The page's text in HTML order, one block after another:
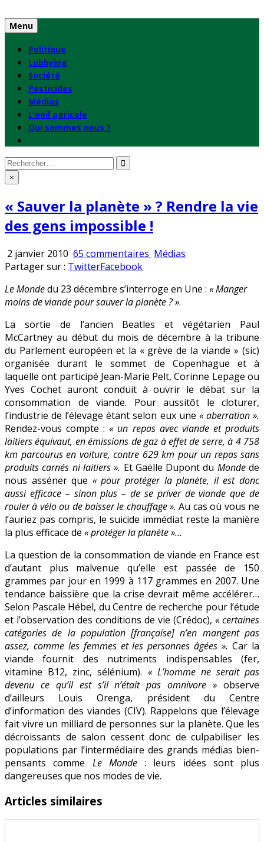
to
content
Menu
Politique
Lobbying
Société
Pesticides
Médias
L’oeil agricole
Qui sommes nous ?
Rechercher
: ×
« Sauver la planète » ? Rendre la vie
des gens impossible !
2 janvier 2010 65 commentaires sur
planète »
?
la
vie
des
gens
impossible
Publié
Médias
Partager sur : TwitterFacebook
Le Mondedu 23 décembre s’interroge en Une : « Manger
moins de viande pour sauver la planète ? ».
La sortie de l’ancien Beatles et végétarien Paul
McCartney au début du mois de décembre à la tribune
du Parlement européen et la « grève de la viande » (sic)
organisée durant le sommet de Copenhague et à
laquelle ont participé Jean-Marie Pelt, Corinne Lepage ou
Yves Cochet auront conduit à ouvrir le débat sur la
consommation de viande. Pour aussitôt le cloturer,
l’industrie de l’élevage étant selon eux une « aberration ».
Rendez-vous compte : « un repas avec viande et produits
laitiers équivaut, en émissions de gaz à effet de serre, à 4 758
km parcourus en voiture, contre 629 km pour un repas sans
produits carnés ni laitiers ». Et Gaëlle Dupont du Mondede
nous asséner que « pour protéger la planète, il est donc
aussi efficace – sinon plus – de se priver de viande que de
rouler à vélo ou de baisser le chauffage ». Au cas où vous ne
l’auriez pas compris, le suicide immédiat reste la manière
la plus efficace de « protéger la planète »…
La question de la consommation de viande en France est
d’autant plus malvenue qu’elle est passée de 150
grammes par jour en 1999 à 117 grammes en 2007. Une
tendance baissière que la crise devrait même accélérer…
Selon Pascale Hébel, du Centre de recherche pour l’étude
et l’observation des conditions de vie (Crédoc), « certaines
catégories de la population [française] n’en mangent pas
assez, comme les femmes et les personnes âgées ». Car la
viande fournit des nutriments indispensables (fer,
vitamine B12, zinc, sélénium). « L’homme ne serait pas
devenu ce qu’il est s’il n’était pas omnivore » observe
d’ailleurs Louis Orenga, président du Centre
d’information des viandes (CIV). Rappelons que l’élevage
fait vivre un milliard de personnes sur la planète. Que les
décroissants de salon cessent donc de culpabiliser les
populations par l’intermédiaire des grands médias bien-
pensants comme Le Monde: leurs idées sont plus
dangereuses que nos modes de vie.
Articles similaires